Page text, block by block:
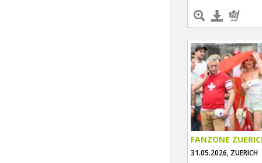
FANZONE
31.05.2026, ZUERICH